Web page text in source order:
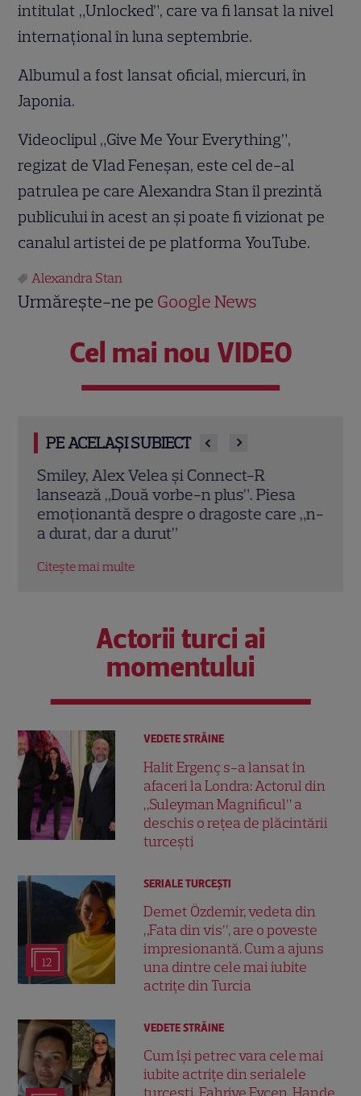
intitulat „Unlocked”, care va fi lansat la nivel
internaţional în luna septembrie.
Albumul a fost lansat oficial, miercuri, în
Japonia.
Videoclipul „Give Me Your Everything”,
regizat de Vlad Feneşan, este cel de-al
patrulea pe care Alexandra Stan îl prezintă
publicului în acest an şi poate fi vizionat pe
canalul artistei de pe platforma YouTube.
Alexandra Stan
Urmărește-ne pe Google News
Cel mai nou VIDEO
PE ACELAȘI SUBIECT
Smiley, Alex Velea și Connect-R
lansează „Două vorbe-n plus”. Piesa
emoționantă despre o dragoste care „n-
a durat, dar a durut”
Citește mai multe
Actorii turci ai
momentului
VEDETE STRĂINE
Halit Ergenç s-a lansat în
afaceri la Londra: Actorul din
„Suleyman Magnificul” a
deschis o rețea de plăcintării
turcești
12
SERIALE TURCEŞTI
Demet Özdemir, vedeta din
„Fata din vis”, are o poveste
impresionantă. Cum a ajuns
una dintre cele mai iubite
actrițe din Turcia
VEDETE STRĂINE
Cum își petrec vara cele mai
iubite actrițe din serialele